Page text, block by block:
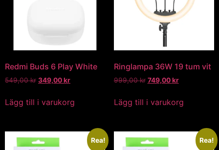
Redmi Buds 6 Play White
549,00kr 349,00kr
Lägg till i varukorg
Ringlampa 36W 19 tum vit
999,00kr 749,00kr
Lägg till i varukorg
Rea! Rea!